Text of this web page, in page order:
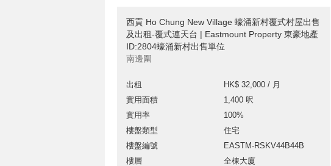
西貢 Ho Chung New Village 蠔涌新村覆式村屋出售
及出租-覆式連天台 | Eastmount Property 東豪地產
ID:2804蠔涌新村出售單位
南邊圍
出租
HK$ 32,000 / 月
實用面積
1,400 呎
實用率
100%
樓盤類型
住宅
樓盤編號
EASTM-RSKV44B44B
樓層
全棟大廈